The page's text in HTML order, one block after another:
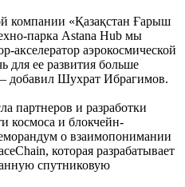
компании «Қазақстан Ғарыш
парка Astana Hub мы
акселератор аэрокосмической
для ее развития больше
добавил Шухрат Ибрагимов.
партнеров и разработки
космоса и блокчейн-
о взаимопонимании
которая разрабатывает
спутниковую